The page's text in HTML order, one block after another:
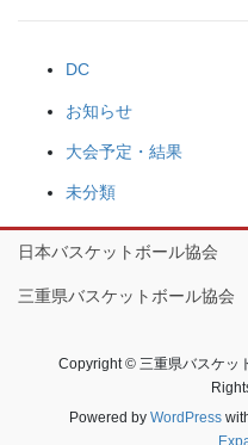
DC
お知らせ
大会予定・結果
未分類
日本バスケットボール協会
三重県バスケットボール協会
Copyright © 三重県バスケッ
Powered by WordPress